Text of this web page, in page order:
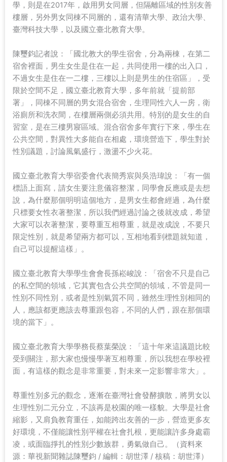
學，則是在2017年，啟用男女同層，但隔離區域的性別友善
樓層，另外男女同棟不同層的，還有清華大學、政治大學、
臺灣科技大學，以及國立臺北教育大學。
陳璽鈞記者說：「國北教大的學生宿舍，分為兩棟，在第二
宿舍裡面，男生女生是住在一起，共同使用一樓的出入口，
不過女生是住在一二樓，三樓以上則是男生的住宿區」，受
限於空間不足，國立臺北教育大學，多年前就「提前部
署」，同棟不同層的男女混合宿舍，生理同性六人一房，衛
浴廁所和洗衣間，在樓層兩側必須共用。特別的是女生的自
習室，是在三樓男寢區域。混合宿舍多年實行下來，學生在
公共空間，對異性大多能自在相處，環境營造下，學生對於
性別議題，討論風氣盛行，激盪不少火花。
國立臺北教育大學宿委會代表簡秀宸與吳浩瑋說：「有一個
標語上面寫，請女生要注意儀容整潔，同學會反應或是去想
說，為什麼那個明明這個地方，是男女生都會經過，為什麼
只標要女性衣著整潔，所以我們經過討論之後就改成，希望
大家可以衣著整潔，要尊重互相尊重，就是改成說，不要只
限定性別，就是希望兩方都可以，互相地看到標題就知道，
自己可以提醒這樣」。
國立臺北教育大學學生會會長孫崧峻說：「宿舍不只是自己
的私空間的領域，它其實包含公共空間的領域，不管是同一
性別不同性別，或者是性別氣質不同，雖然生理性別相同的
人，應該都更應該去尊重跟包容，不同的人們，跟在那個環
境的當下」。
國立臺北教育大學學務長蔡葉榮說：「這十年來這議題比較
受到關注，那大家也慢慢學著互相尊重，所以我想在學校裡
面，有這樣的觀念是非常重要，對未來一定影響非常大」。
尊重性別多元的觀念，逐漸在臺灣社會發酵擴散，將男女以
生理性別二元分立，不該再是校園的唯一樣貌。大學是社會
縮影，又肩負教育重任，如能跨出友善的一步，營造更多友
好環境，不僅能讓性別平權在社會扎根，更能讓許多身處霸
凌，或面臨掙扎的性別少數族群，勇氣做自己。（資料來
源：華視新聞雜誌陳璽鈞 / 編輯：胡世澤 / 核稿：胡世澤）